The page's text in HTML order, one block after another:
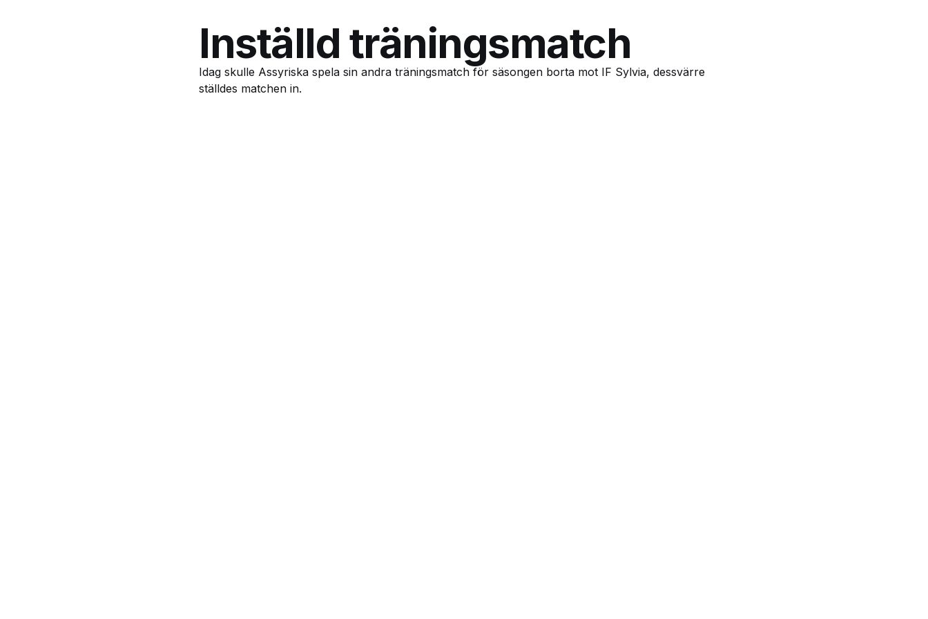
Inställd träningsmatch
Idag skulle Assyriska spela sin andra träningsmatch för säsongen borta mot IF Sylvia, dessvärre
ställdes matchen in.